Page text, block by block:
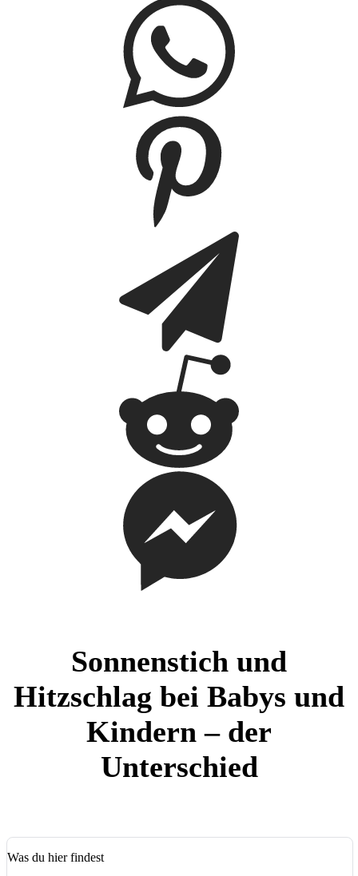
Sonnenstich und
Hitzschlag bei Babys und
Kindern – der
Unterschied
Was du hier findest